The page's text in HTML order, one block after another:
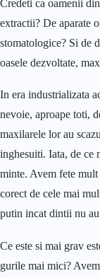
Credeti ca oamenii
extractii? De aparate
stomatologice? Si de
oasele dezvoltate,
In era industrializata
nevoie, aproape toti,
maxilarele lor au
inghesuiti. Iata, de ce
minte. Avem fete
corect de cele mai
putin incat dintii nu
Ce este si mai grav
gurile mai mici?